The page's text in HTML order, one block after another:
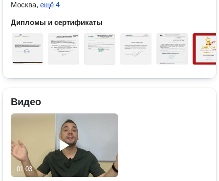
Москва, ещё 4
Дипломы и сертификаты
Видео
01:03